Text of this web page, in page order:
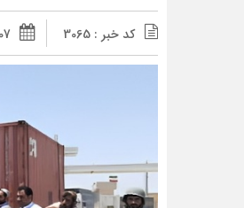
کد خبر : 3065 07 می 2025 - 16:02